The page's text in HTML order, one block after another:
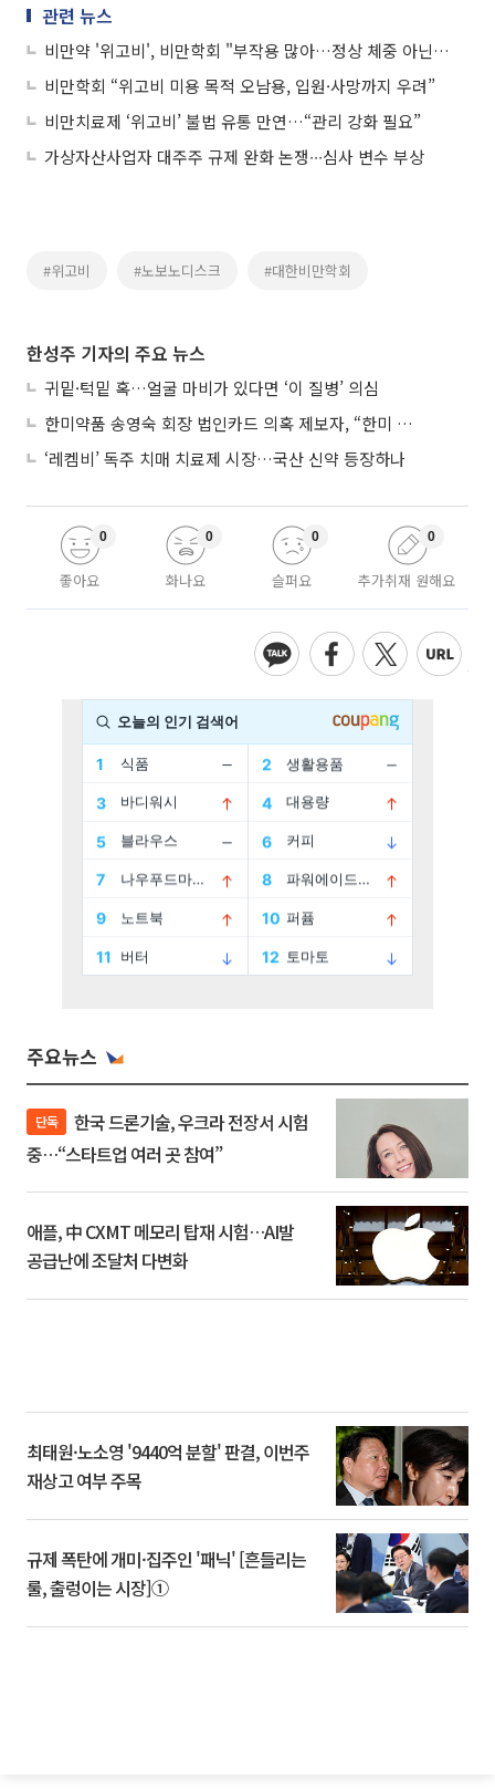
관련 뉴스
비만약 '위고비', 비만학회 "부작용 많아…정상 체중 아닌 비만 환자만 사용해야"
비만학회 “위고비 미용 목적 오남용, 입원·사망까지 우려”
비만치료제 ‘위고비’ 불법 유통 만연…“관리 강화 필요”
가상자산사업자 대주주 규제 완화 논쟁∙∙∙심사 변수 부상
#위고비 #노보노디스크 #대한비만학회
한성주 기자의 주요 뉴스
귀밑·턱밑 혹…얼굴 마비가 있다면 ‘이 질병’ 의심
한미약품 송영숙 회장 법인카드 의혹 제보자, “한미 잘 되기 바라는 마음”
‘레켐비’ 독주 치매 치료제 시장…국산 신약 등장하나
좋아요
0
화나요
0
슬퍼요
0
추가취재 원해요
0
주요뉴스
단독
중…“스타트업 여러 곳 참여”
애플, 中 CXMT 메모리 탑재 시험…AI발
공급난에 조달처 다변화
최태원·노소영 '9440억 분할' 판결, 이번주
재상고 여부 주목
규제 폭탄에 개미·집주인 '패닉' [흔들리는
룰, 출렁이는 시장]①